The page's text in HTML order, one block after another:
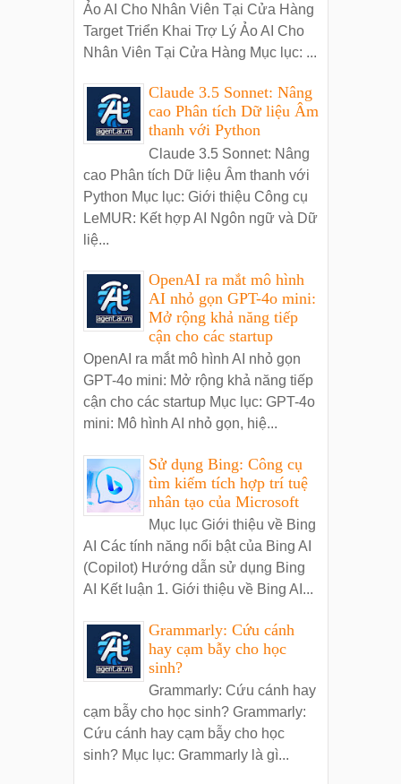
Ảo AI Cho Nhân Viên Tại Cửa Hàng
Target Triển Khai Trợ Lý Ảo AI Cho
Nhân Viên Tại Cửa Hàng Mục lục: ...
Claude 3.5 Sonnet: Nâng
cao Phân tích Dữ liệu Âm
thanh với Python
Claude 3.5 Sonnet: Nâng
cao Phân tích Dữ liệu Âm thanh với
Python Mục lục: Giới thiệu Công cụ
LeMUR: Kết hợp AI Ngôn ngữ và Dữ
liệ...
OpenAI ra mắt mô hình
AI nhỏ gọn GPT-4o mini:
Mở rộng khả năng tiếp
cận cho các startup
OpenAI ra mắt mô hình AI nhỏ gọn
GPT-4o mini: Mở rộng khả năng tiếp
cận cho các startup Mục lục: GPT-4o
mini: Mô hình AI nhỏ gọn, hiệ...
Sử dụng Bing: Công cụ
tìm kiếm tích hợp trí tuệ
nhân tạo của Microsoft
Mục lục Giới thiệu về Bing
AI Các tính năng nổi bật của Bing AI
(Copilot) Hướng dẫn sử dụng Bing
AI Kết luận 1. Giới thiệu về Bing AI...
Grammarly: Cứu cánh
hay cạm bẫy cho học
sinh?
Grammarly: Cứu cánh hay
cạm bẫy cho học sinh? Grammarly:
Cứu cánh hay cạm bẫy cho học
sinh? Mục lục: Grammarly là gì...